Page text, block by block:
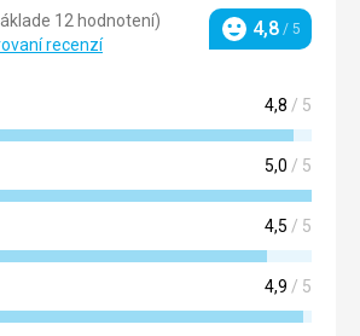
12 hodnotení)
recenzí
Hodnotenie
4,8 / 5
4,8 / 5
5,0 / 5
4,5 / 5
4,9 / 5